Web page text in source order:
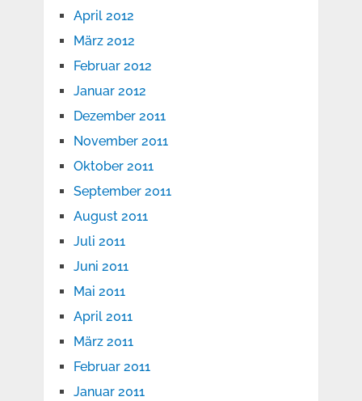
April 2012
März 2012
Februar 2012
Januar 2012
Dezember 2011
November 2011
Oktober 2011
September 2011
August 2011
Juli 2011
Juni 2011
Mai 2011
April 2011
März 2011
Februar 2011
Januar 2011